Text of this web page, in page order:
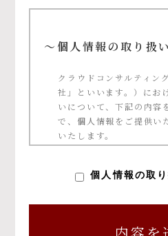
～個人情報の取り扱
クラウドコンサルティン
社」といいます。）にお
いについて、下記の内容
で、個人情報をご提供い
いたします。
以下のとおりです。
個人情報の取